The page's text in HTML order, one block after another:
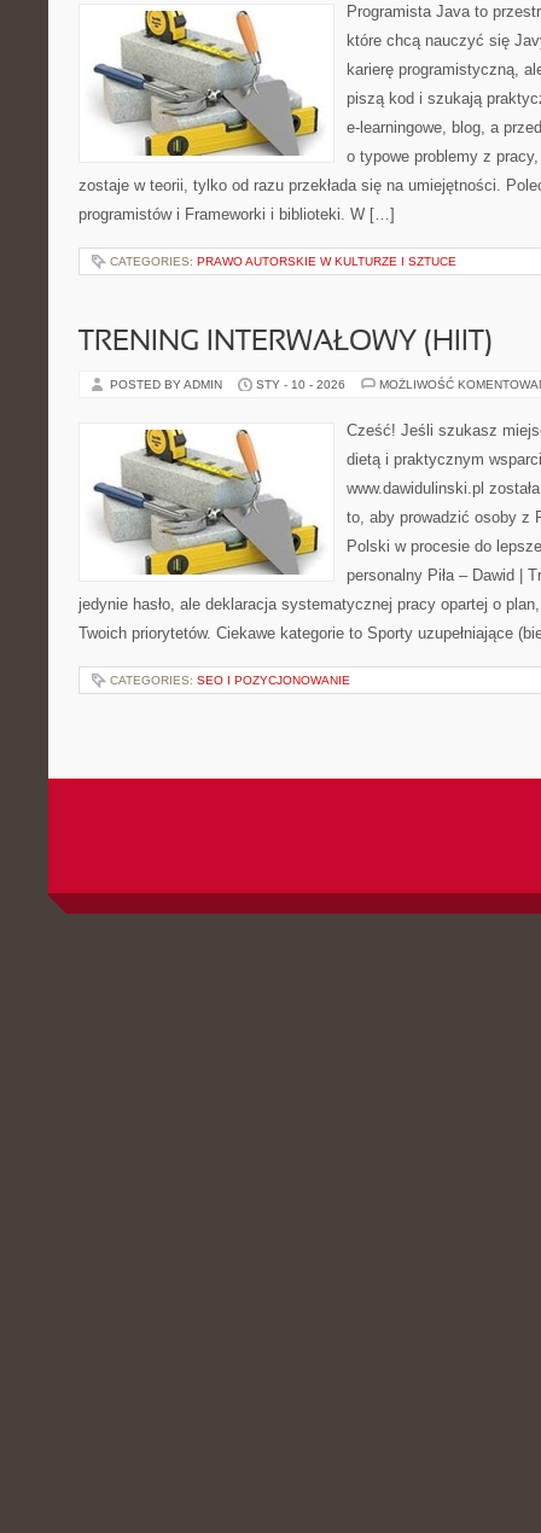
Programista Java to
które chcą nauczyć się
karierę programistyczną,
piszą kod i szukają
e-learningowe, blog, a
o typowe problemy z
zostaje w teorii, tylko od razu przekłada się na umiejętności.
programistów i Frameworki i biblioteki. W […]
CATEGORIES: PRAWO AUTORSKIE W KULTURZE I SZTUCE
TRENING INTERWAŁOWY (HIIT)
POSTED BY ADMIN STY - 10 - 2026 MOŻLIWOŚĆ
Cześć! Jeśli szukasz
dietą i praktycznym
www.dawidulinski.pl
to, aby prowadzić osoby z
Polski w procesie do
personalny Piła – Dawid |
jedynie hasło, ale deklaracja systematycznej pracy opartej o
Twoich priorytetów. Ciekawe kategorie to Sporty uzupełniające
CATEGORIES: SEO I POZYCJONOWANIE